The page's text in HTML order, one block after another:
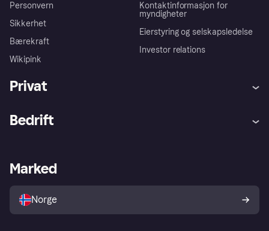
Personvern
Sikkerhet
Bærekraft
Wikipink
Kontaktinformasjon for
myndigheter
Eierstyring og selskapsledelse
Investor relations
Privat
Utforsk butikker
Bedrift
Merchant portal
Marked
Norge